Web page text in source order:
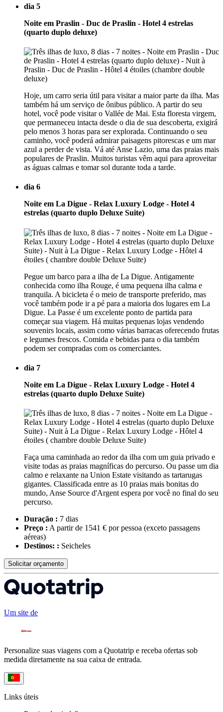
dia 5
Noite em Praslin - Duc de Praslin - Hotel 4 estrelas
(quarto duplo deluxe)
Hoje, um carro seria útil para visitar a maior parte da ilha. Mas
também há um serviço de ônibus público. A partir do seu
hotel, você pode visitar o Vallée de Mai. Esta floresta virgem,
que permaneceu intacta desde o dia de sua descoberta, exigirá
pelo menos 3 horas para ser explorada. Continuando o seu
caminho, você poderá admirar paisagens pitorescas e um mar
azul a perder de vista. Vá até Anse Lazio, uma das praias mais
populares de Praslin. Muitos turistas vêm aqui para aproveitar
as águas calmas e tomar sol durante toda a tarde.
dia 6
Noite em La Digue - Relax Luxury Lodge - Hotel 4
estrelas (quarto duplo Deluxe Suite)
Pegue um barco para a ilha de La Digue. Antigamente
conhecida como ilha Rouge, é uma pequena ilha calma e
tranquila. A bicicleta é o meio de transporte preferido, mas
você também pode ir a pé para a maioria dos lugares em La
Digue. La Passe é um excelente ponto de partida para
começar sua viagem. Há muitas pequenas lojas vendendo
souvenirs locais, assim como várias barracas oferecendo frutas
e legumes frescos. Comida e bebidas para o dia também
podem ser compradas com os comerciantes.
dia 7
Noite em La Digue - Relax Luxury Lodge - Hotel 4
estrelas (quarto duplo Deluxe Suite)
Faça uma caminhada ao redor da ilha com um guia privado e
visite todas as praias magníficas do percurso. Ou passe um dia
calmo e relaxante na Union Estate visitando as tartarugas
gigantes. Classificada entre as 10 praias mais bonitas do
mundo, Anse Source d'Argent espera por você no final do seu
percurso.
Duração : 7 dias
Preço : A partir de 1541 € por pessoa (exceto passagens
aéreas)
Destinos: : Seicheles
Solicitar orçamento
Um site de
Personalize suas viagens com a Quotatrip e receba ofertas sob
medida diretamente na sua caixa de entrada.
Links úteis